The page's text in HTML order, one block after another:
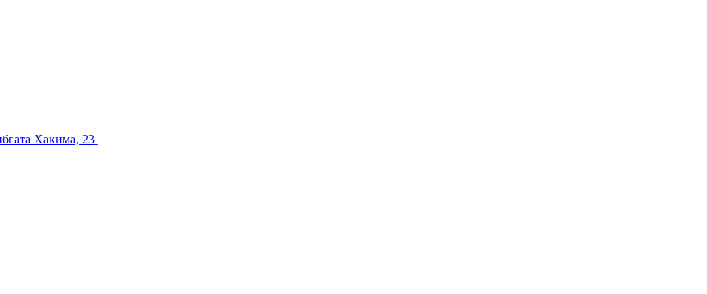
Хакима, 23